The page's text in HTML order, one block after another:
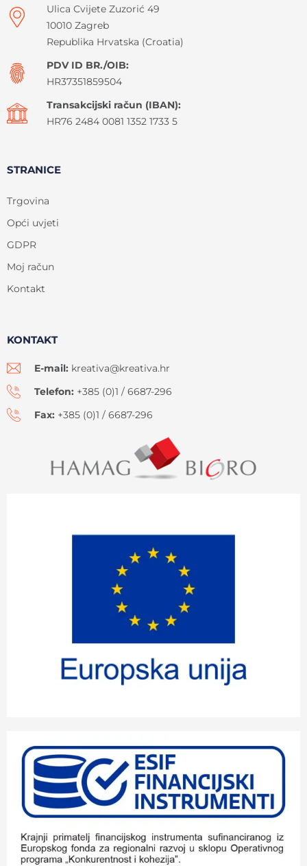
Ulica Cvijete Zuzorić 49
10010 Zagreb
Republika Hrvatska (Croatia)
PDV ID BR./OIB:
HR37351859504
Transakcijski račun (IBAN):
HR76 2484 0081 1352 1733 5
STRANICE
Trgovina
Opći uvjeti
GDPR
Moj račun
Kontakt
KONTAKT
E-mail: kreativa@kreativa.hr
Telefon: +385 (0)1 / 6687-296
Fax: +385 (0)1 / 6687-296